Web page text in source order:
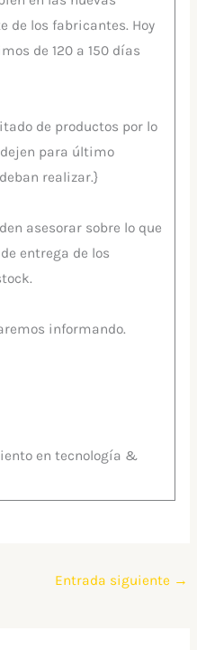
de los fabricantes. Hoy
de 120 a 150 días
de productos por lo
para último
realizar.}
asesorar sobre lo que
entrega de los
informando.
en tecnología &
Entrada siguiente →